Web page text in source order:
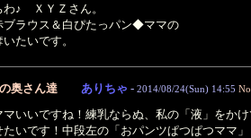
わ♪ ＸＹＺさん。
ブラウス＆白ぴたっパン◆ママの
たいです。
奥さん達 ありちゃ - 2014/08/24(Sun) 14:55
マいいですね！練乳ならぬ、私の「液」をか
たいです！中段左の「おパンツぱつぱつママ